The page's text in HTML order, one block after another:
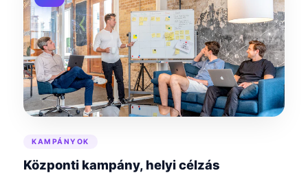
KAMPÁNYOK
Központi kampány, helyi célzás